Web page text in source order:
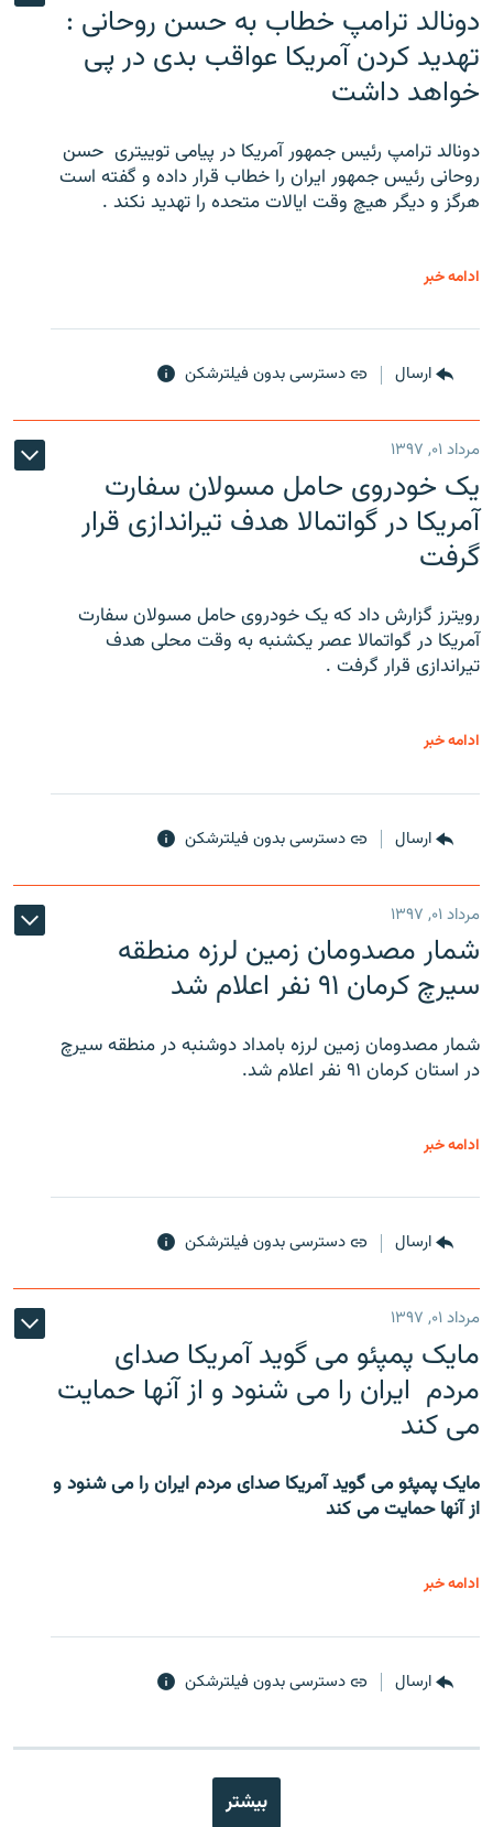
دونالد ترامپ خطاب به حسن روحانی :
تهدید کردن آمریکا عواقب بدی در پی
خواهد داشت
دونالد ترامپ رئیس جمهور آمریکا در پیامی توییتری ‌ حسن
روحانی رئیس جمهور ایران را خطاب قرار داده و گفته است
هرگز و دیگر هیچ وقت ایالات متحده را تهدید نکند .
ادامه خبر
ارسال دسترسی بدون فیلترشکن
مرداد ۰۱, ۱۳۹۷
یک خودروی حامل مسولان سفارت
آمریکا در گواتمالا هدف تیراندازی قرار
گرفت
رویترز گزارش داد که یک خودروی حامل مسولان سفارت
آمریکا در گواتمالا عصر یکشنبه به وقت محلی هدف
تیراندازی قرار گرفت .
ادامه خبر
ارسال دسترسی بدون فیلترشکن
مرداد ۰۱, ۱۳۹۷
شمار مصدومان زمین لرزه منطقه
سیرچ کرمان ۹۱ نفر اعلام شد
شمار مصدومان زمین لرزه بامداد دوشنبه در منطقه سیرچ
در استان کرمان ۹۱ نفر اعلام شد.
ادامه خبر
ارسال دسترسی بدون فیلترشکن
مرداد ۰۱, ۱۳۹۷
مایک پمپئو می گوید آمریکا صدای
مردم ایران را می شنود و از آنها حمایت
می کند
مایک پمپئو می گوید آمریکا صدای مردم ایران را می شنود و
از آنها حمایت می کند
ادامه خبر
ارسال دسترسی بدون فیلترشکن
بیشتر